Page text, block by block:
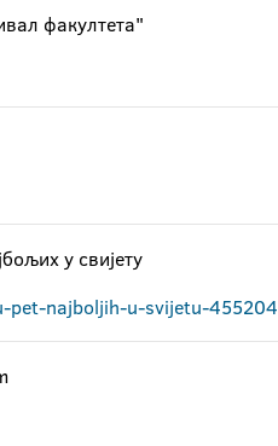
факултета"
у свијету
najboljih-u-svijetu-455204